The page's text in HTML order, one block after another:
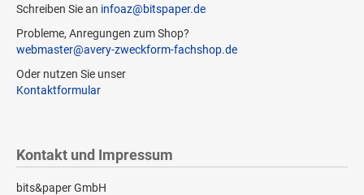
Schreiben Sie an infoaz@bitspaper.de
Probleme, Anregungen zum Shop?
webmaster@avery-zweckform-fachshop.de
Oder nutzen Sie unser
Kontaktformular
Kontakt und Impressum
bits&paper GmbH